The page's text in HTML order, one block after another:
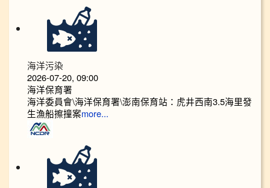
海洋污染
2026-07-20, 09:00
海洋保育署
海洋委員會\海洋保育署\澎南保育站：虎井西南3.5海里發
生漁船擦撞案more...